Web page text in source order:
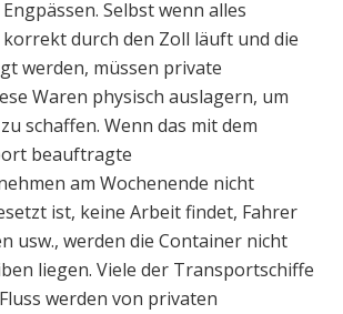
Selbst wenn alles
durch den Zoll läuft und die
werden, müssen private
Waren physisch auslagern, um
schaffen. Wenn das mit dem
beauftragte
am Wochenende nicht
ist, keine Arbeit findet, Fahrer
usw., werden die Container nicht
liegen. Viele der Transportschiffe
werden von privaten